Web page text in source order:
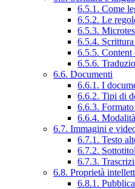
6.5.1. Come
6.5.2. Le
6.5.3.
6.5.4.
6.5.5. Content
6.5.6.
6.6. Documenti
6.6.1. I
6.6.2. Tipi di
6.6.3.
6.6.4.
6.7. Immagini e
6.7.1. Testo
6.7.2.
6.7.3.
6.8. Proprietà
6.8.1.